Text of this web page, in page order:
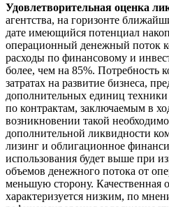
Удовлетворительная оценка
агентства, на горизонте
дате имеющийся потенциал
операционный денежный поток
расходы по финансовому и
более, чем на 85%. Потребность
затратах на развитие бизнеса,
дополнительных единиц техники
по контрактам, заключаемым в
возникновении такой
дополнительной ликвидности
лизинг и облигационное
использования будет выше при
объемов денежного потока от
меньшую сторону. Качественная
характеризуется низким, по